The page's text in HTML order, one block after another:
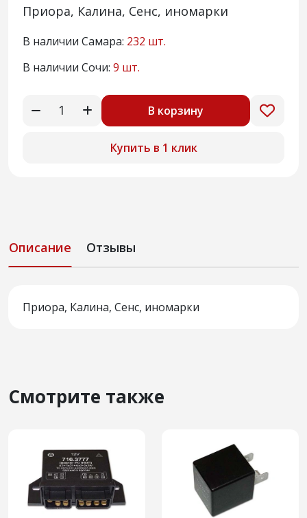
Приора, Калина, Сенс, иномарки
В наличии Самара: 232 шт.
В наличии Сочи: 9 шт.
В корзину
Купить в 1 клик
Описание Отзывы
Приора, Калина, Сенс, иномарки
Смотрите также